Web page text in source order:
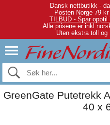
Dansk nettbutikk -
Posten Norge 79
TILBUD - Spar opptil
Alle prisene er inkl
Uten ekstra toll og
GreenGate Putetrekk
40 x